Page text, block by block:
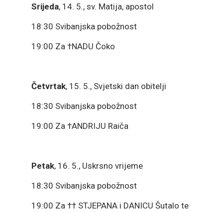
Srijeda, 14. 5., sv. Matija, apostol
18:30 Svibanjska pobožnost
19:00 Za †NADU Čoko
Četvrtak, 15. 5., Svjetski dan obitelji
18:30 Svibanjska pobožnost
19:00 Za †ANDRIJU Raiča
Petak, 16. 5., Uskrsno vrijeme
18:30 Svibanjska pobožnost
19:00 Za †† STJEPANA i DANICU Šutalo te